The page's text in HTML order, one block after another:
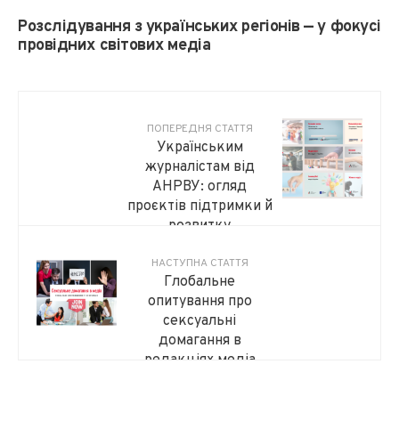
Розслідування з українських регіонів — у фокусі
провідних світових медіа
ПОПЕРЕДНЯ СТАТТЯ
Українським
журналістам від
АНРВУ: огляд
проєктів підтримки й
розвитку
НАСТУПНА СТАТТЯ
Глобальне
опитування про
сексуальні
домагання в
редакціях медіа